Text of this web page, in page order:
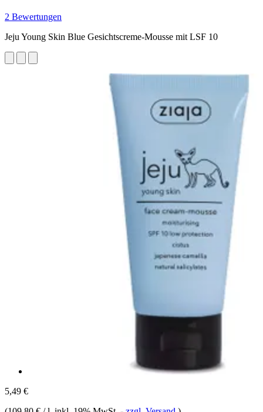
2 Bewertungen
Jeju Young Skin Blue Gesichtscreme-Mousse mit LSF 10
5,49 €